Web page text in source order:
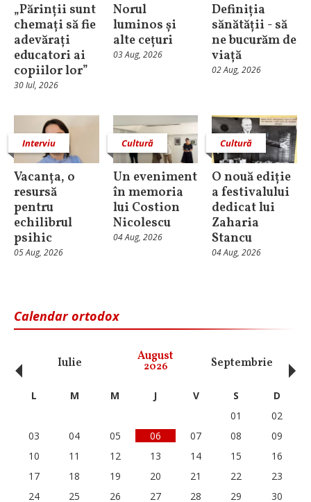
„Părinții sunt
chemați să fie
adevărați
educatori ai
copiilor lor”
30 Iul, 2026
Norul
luminos și
alte cețuri
03 Aug, 2026
Definiția
sănătății - să
ne bucurăm de
viață
02 Aug, 2026
Interviu
Vacanța, o
resursă
pentru
echilibrul
psihic
05 Aug, 2026
Cultură
Un eveniment
în memoria
lui Costion
Nicolescu
04 Aug, 2026
Cultură
O nouă ediție
a festivalului
dedicat lui
Zaharia
Stancu
04 Aug, 2026
Calendar ortodox
Iulie August
2026 Septembrie
‹ L M M J V S
D
01
02
03
04 05 06 07 08
09
10
11 12 13 14 15
16
17
18 19 20 21 22
23
24
25 26 27 28 29 30